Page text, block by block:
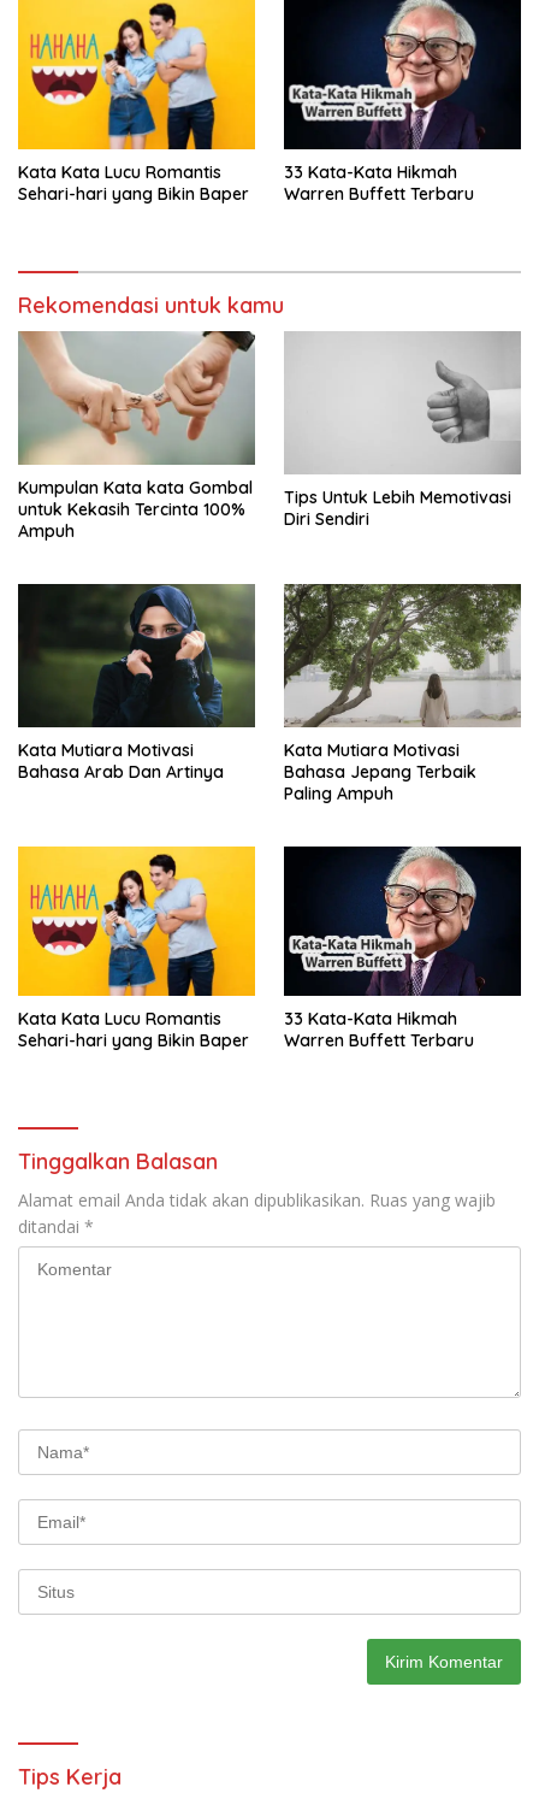
Kata Kata Lucu Romantis
Sehari-hari yang Bikin Baper
33 Kata-Kata Hikmah
Warren Buffett Terbaru
Rekomendasi untuk kamu
Kumpulan Kata kata Gombal
untuk Kekasih Tercinta 100%
Ampuh
Tips Untuk Lebih Memotivasi
Diri Sendiri
Kata Mutiara Motivasi
Bahasa Arab Dan Artinya
Kata Mutiara Motivasi
Bahasa Jepang Terbaik
Paling Ampuh
Kata Kata Lucu Romantis
Sehari-hari yang Bikin Baper
33 Kata-Kata Hikmah
Warren Buffett Terbaru
Tinggalkan Balasan
Alamat email Anda tidak akan dipublikasikan. Ruas yang wajib
ditandai *
Tips Kerja